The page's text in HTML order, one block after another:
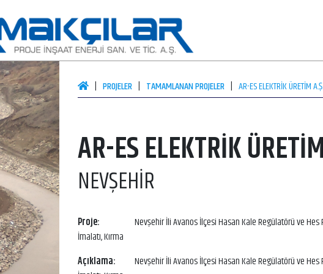
PROJELER TAMAMLANAN PROJELER AR-ES ELEKTRİK ÜRETİM A.Ş.
AR-ES ELEKTRİK
NEVŞEHIR
Proje:
Nevşehir İli Avanos İlçesi Hasan Kale Regülatörü ve
İmalatı, Kırma
Açıklama:
Nevşehir İli Avanos İlçesi Hasan Kale Regülatörü ve